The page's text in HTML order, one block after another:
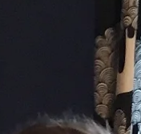
Make up, not war!